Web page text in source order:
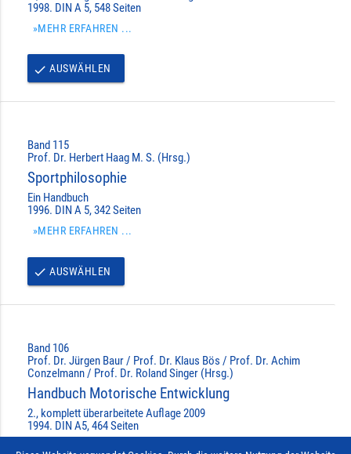
1998. DIN A 5, 548 Seiten
»MEHR ERFAHREN ...
done AUSWÄHLEN
Band 115
Prof. Dr. Herbert Haag M. S. (Hrsg.)
Sportphilosophie
Ein Handbuch
1996. DIN A 5, 342 Seiten
»MEHR ERFAHREN ...
done AUSWÄHLEN
Band 106
Prof. Dr. Jürgen Baur / Prof. Dr. Klaus Bös / Prof. Dr. Achim
Conzelmann / Prof. Dr. Roland Singer (Hrsg.)
Handbuch Motorische Entwicklung
2., komplett überarbeitete Auflage 2009
1994. DIN A5, 464 Seiten